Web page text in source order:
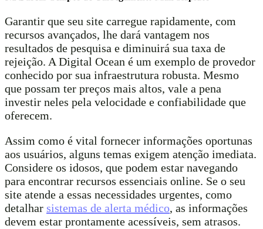
Garantir que seu site carregue rapidamente, com
recursos avançados, lhe dará vantagem nos
resultados de pesquisa e diminuirá sua taxa de
rejeição. A Digital Ocean é um exemplo de provedor
conhecido por sua infraestrutura robusta. Mesmo
que possam ter preços mais altos, vale a pena
investir neles pela velocidade e confiabilidade que
oferecem.
Assim como é vital fornecer informações oportunas
aos usuários, alguns temas exigem atenção imediata.
Considere os idosos, que podem estar navegando
para encontrar recursos essenciais online. Se o seu
site atende a essas necessidades urgentes, como
detalhar sistemas de alerta médico, as informações
devem estar prontamente acessíveis, sem atrasos.